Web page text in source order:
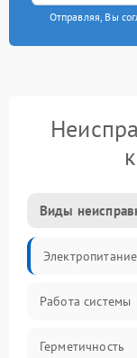
Отправляя, Вы
Виды
Электропитание
Работа системы
Герметичность